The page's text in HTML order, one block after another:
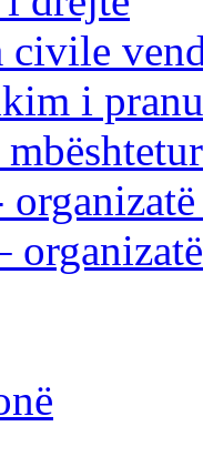
civile
i